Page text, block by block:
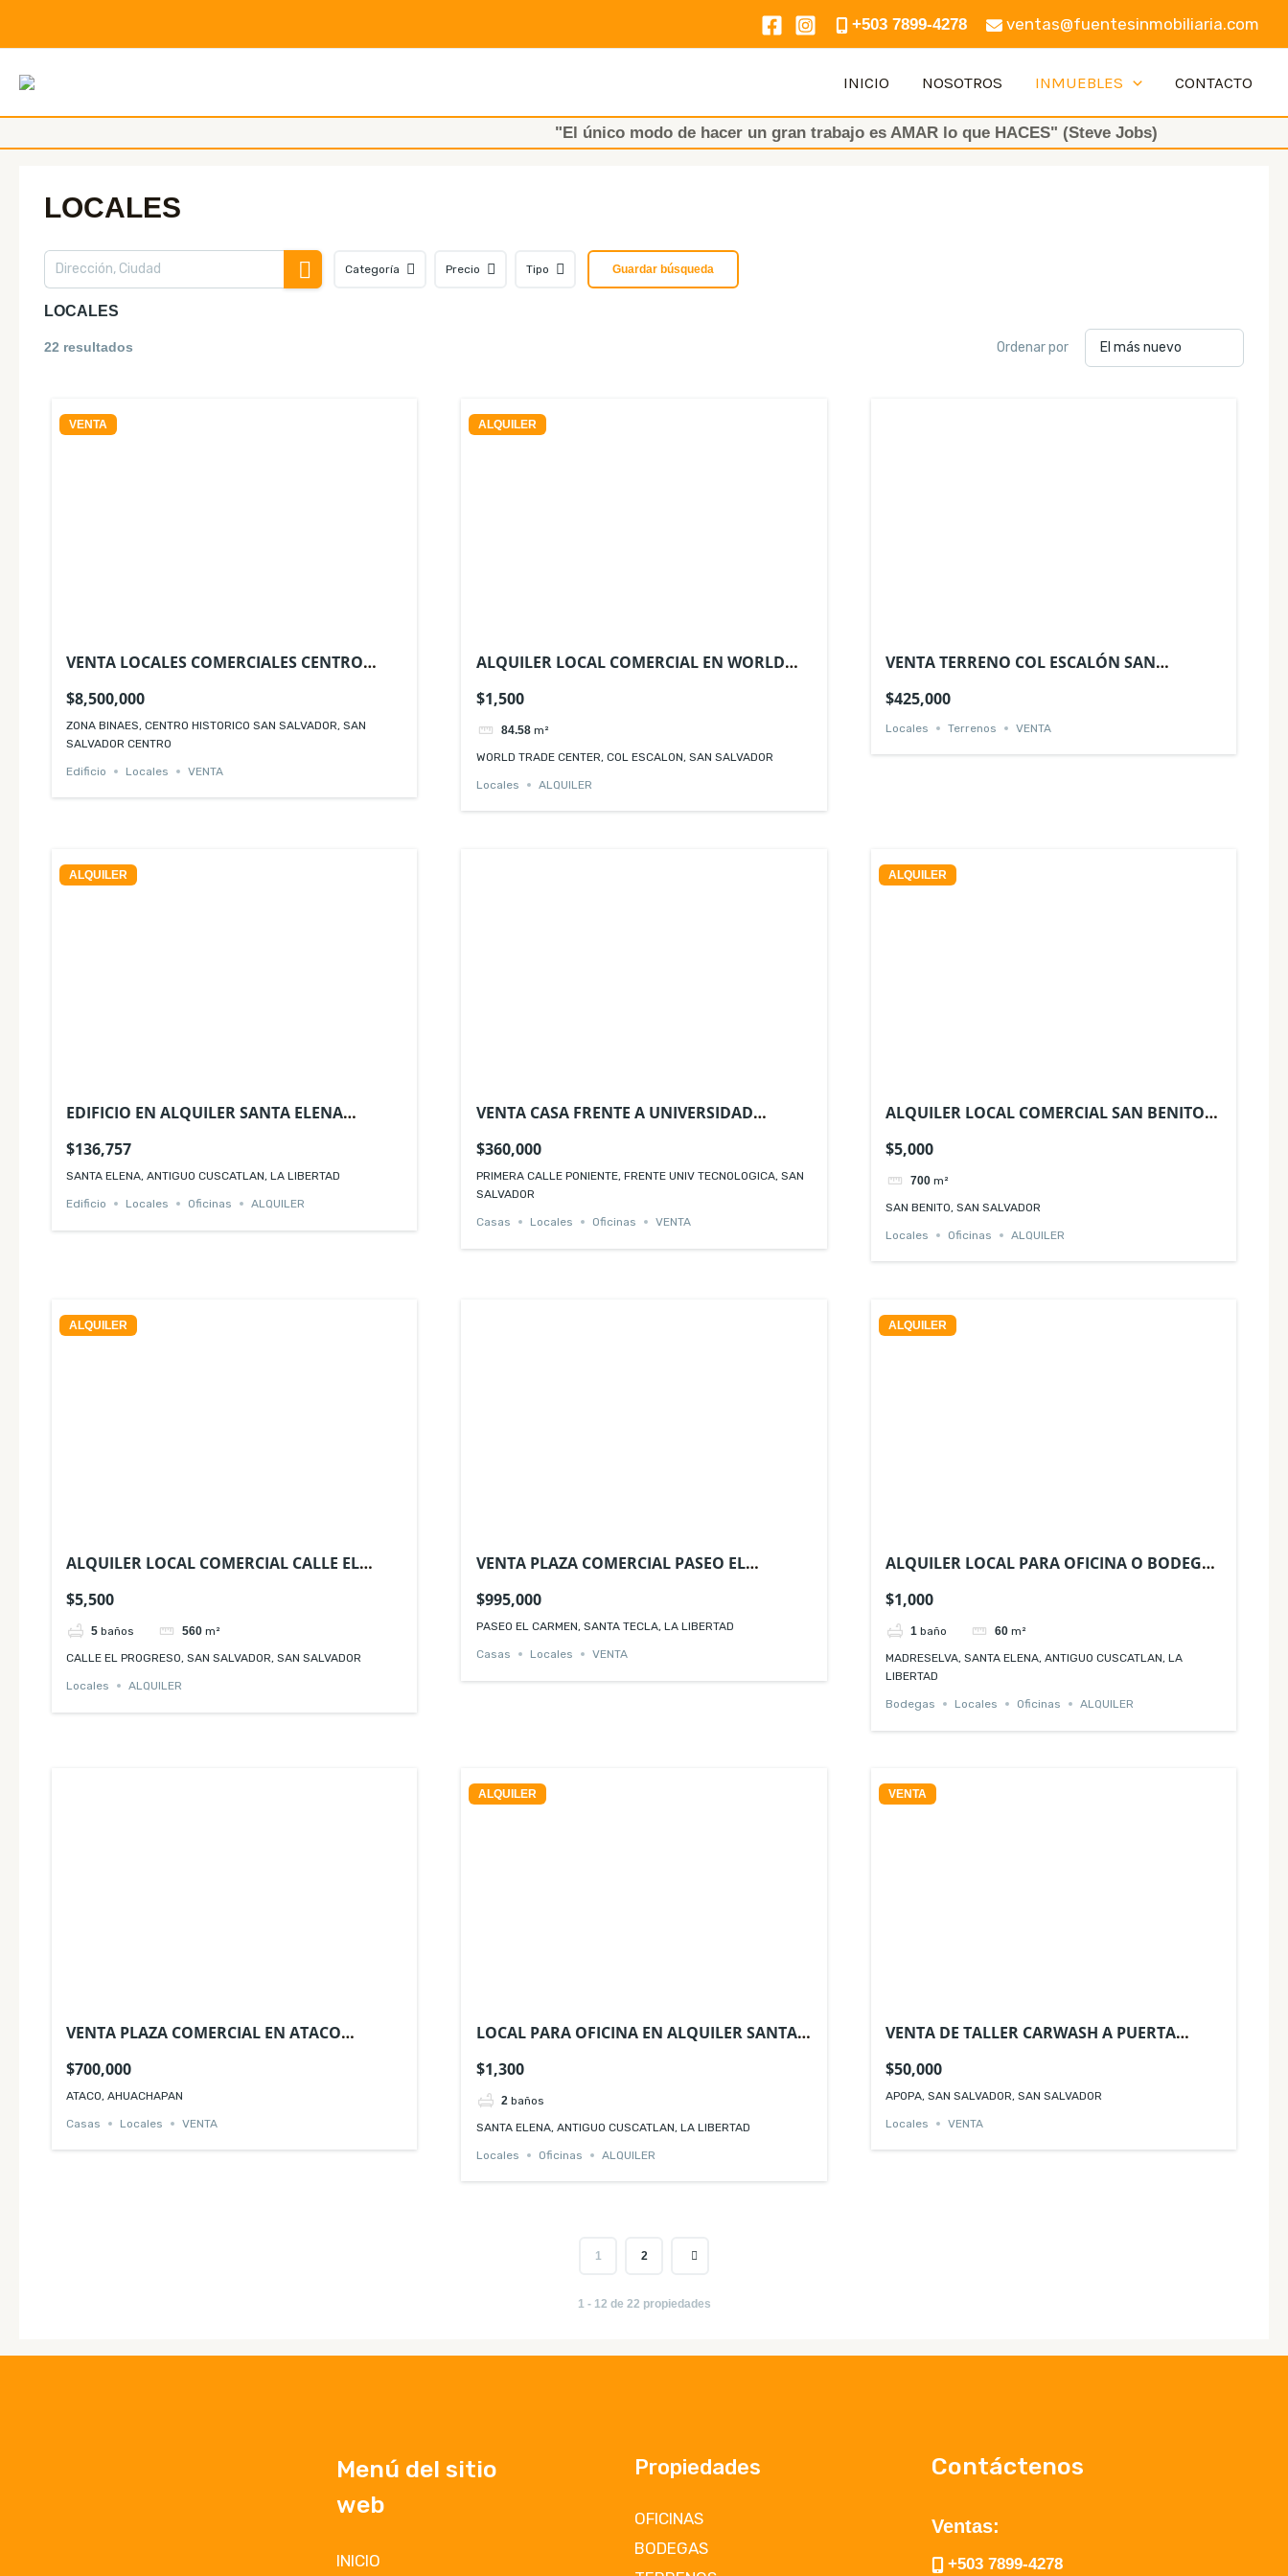
al
contenido
+503 7899-4278 ventas@fuentesinmobiliaria.com
INICIO NOSOTROS INMUEBLES CONTACTO
"El único modo de hacer un gran trabajo es AMAR lo que HACES" (Steve Jobs)
LOCALES
Guardar búsqueda
Categoría Precio Tipo
LOCALES
22 resultados Ordenar por
VENTA
VENTA LOCALES COMERCIALES CENTRO
$8,500,000
ZONA BINAES, CENTRO HISTORICO SAN SALVADOR, SAN
SALVADOR CENTRO
Edificio Locales VENTA
ALQUILER
ALQUILER LOCAL COMERCIAL EN WORLD
$1,500
84.58 m²
WORLD TRADE CENTER, COL ESCALON, SAN SALVADOR
Locales ALQUILER
VENTA TERRENO COL ESCALÓN SAN
$425,000
Locales Terrenos VENTA
ALQUILER
EDIFICIO EN ALQUILER SANTA ELENA
$136,757
SANTA ELENA, ANTIGUO CUSCATLAN, LA LIBERTAD
Edificio Locales Oficinas ALQUILER
VENTA CASA FRENTE A UNIVERSIDAD
$360,000
PRIMERA CALLE PONIENTE, FRENTE UNIV TECNOLOGICA, SAN
SALVADOR
Casas Locales Oficinas VENTA
ALQUILER
ALQUILER LOCAL COMERCIAL SAN BENITO
$5,000
700 m²
SAN BENITO, SAN SALVADOR
Locales Oficinas ALQUILER
ALQUILER
ALQUILER LOCAL COMERCIAL CALLE EL
$5,500
5 baños 560 m²
CALLE EL PROGRESO, SAN SALVADOR, SAN SALVADOR
Locales ALQUILER
VENTA PLAZA COMERCIAL PASEO EL
$995,000
PASEO EL CARMEN, SANTA TECLA, LA LIBERTAD
Casas Locales VENTA
ALQUILER
ALQUILER LOCAL PARA OFICINA O BODEGA
$1,000
1 baño 60 m²
MADRESELVA, SANTA ELENA, ANTIGUO CUSCATLAN, LA
LIBERTAD
Bodegas Locales Oficinas ALQUILER
VENTA PLAZA COMERCIAL EN ATACO
$700,000
ATACO, AHUACHAPAN
Casas Locales VENTA
ALQUILER
LOCAL PARA OFICINA EN ALQUILER SANTA
$1,300
2 baños
SANTA ELENA, ANTIGUO CUSCATLAN, LA LIBERTAD
Locales Oficinas ALQUILER
VENTA
VENTA DE TALLER CARWASH A PUERTA
$50,000
APOPA, SAN SALVADOR, SAN SALVADOR
Locales VENTA
1 2
1 - 12 de 22 propiedades
Menú del sitio
web
INICIO
Propiedades
OFICINAS
BODEGAS
Contáctenos
Ventas:
+503 7899-4278